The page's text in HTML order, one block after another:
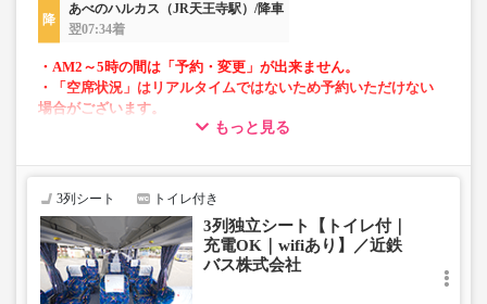
あべのハルカス（JR天王寺駅）/降車
翌07:34着
・AM2～5時の間は「予約・変更」が出来ません。
・「空席状況」はリアルタイムではないため予約いただけない
場合がございます。
・車両は予告なく変更となる場合がございます。これに伴い、
じめご了承ください。
もっと見る
3列シート トイレ付き
3列独立シート【トイレ付｜
充電OK｜wifiあり】／近鉄
バス株式会社